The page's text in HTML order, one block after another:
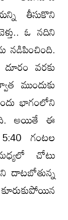
తీసుకొని
ఓ నదిని
నడిపించింది.
వరకు
భాగంలోని
అయితే ఈ
గంటల
చోటు
దాటబోతున్న